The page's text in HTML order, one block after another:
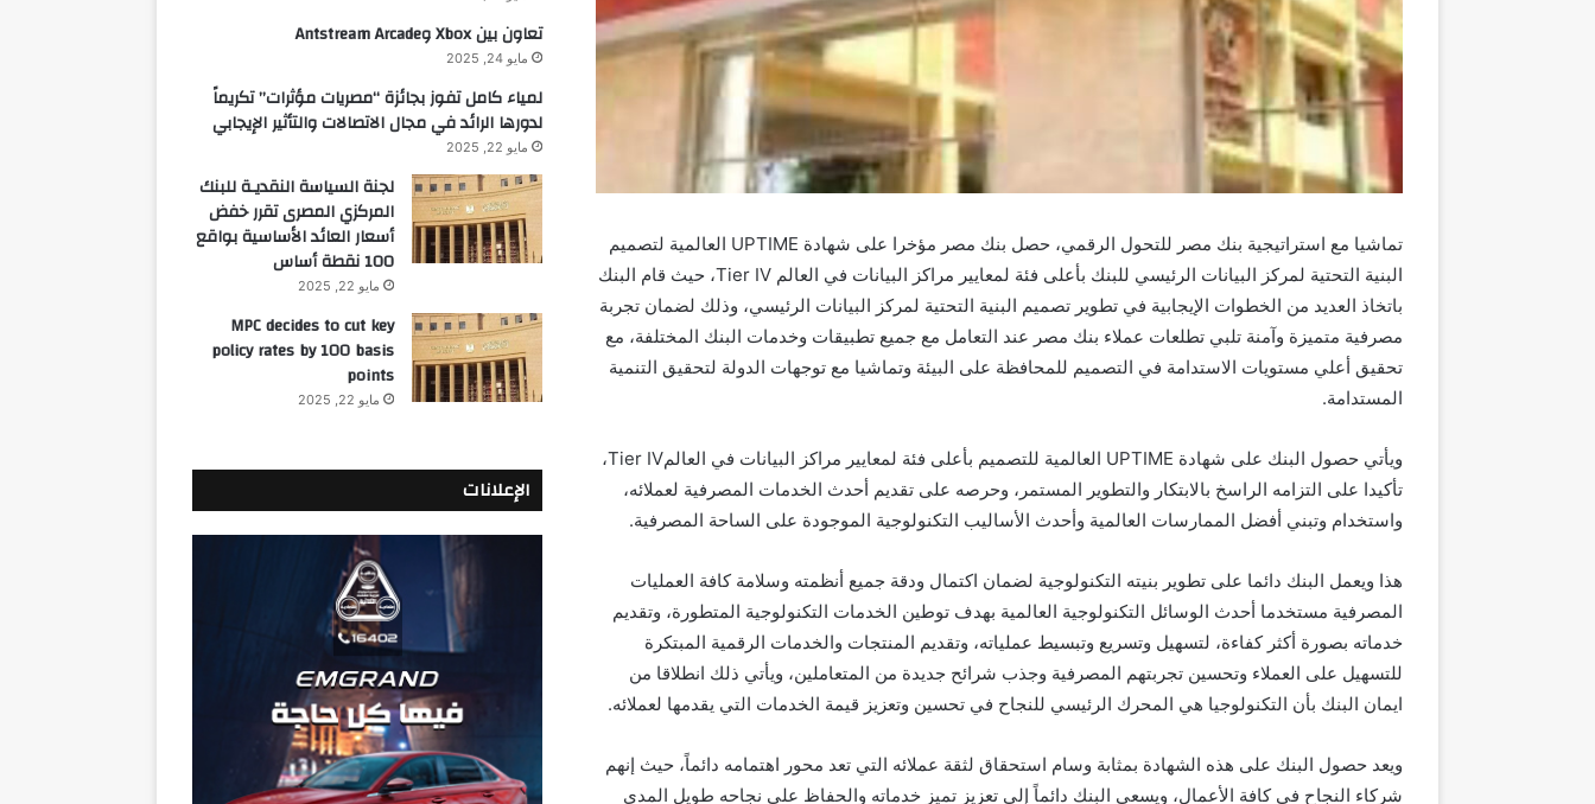
تماشيا مع استراتيجية بنك مصر للتحول الرقمي، حصل بنك مصر مؤخرا على شهادة
العالمية لتصميم
البنية التحتية لمركز البيانات الرئيسي للبنك بأعلى فئة لمعايير مراكز البيانات في العالم
، حيث قام البنك
باتخاذ العديد من الخطوات الإيجابية في تطوير تصميم البنية التحتية لمركز البيانات الرئيسي، وذلك لضمان تجربة
مصرفية متميزة وآمنة تلبي تطلعات عملاء بنك مصر عند التعامل مع جميع تطبيقات وخدمات البنك المختلفة، مع
تحقيق أعلي مستويات الاستدامة في التصميم للمحافظة على البيئة وتماشيا مع توجهات الدولة لتحقيق التنمية
المستدامة.
ويأتي حصول البنك على شهادة العالمية للتصميم بأعلى فئة لمعايير مراكز البيانات في العالمTier IV،
تأكيدا على التزامه الراسخ بالابتكار والتطوير المستمر، وحرصه على تقديم أحدث الخدمات المصرفية لعملائه،
واستخدام وتبني أفضل الممارسات العالمية وأحدث الأساليب التكنولوجية الموجودة على الساحة المصرفية.
هذا ويعمل البنك دائما على تطوير بنيته التكنولوجية لضمان اكتمال ودقة جميع أنظمته وسلامة كافة العمليات
المصرفية مستخدما أحدث الوسائل التكنولوجية العالمية بهدف توطين الخدمات التكنولوجية المتطورة، وتقديم
خدماته بصورة أكثر كفاءة، لتسهيل وتسريع وتبسيط عملياته، وتقديم المنتجات والخدمات الرقمية المبتكرة
للتسهيل على العملاء وتحسين تجربتهم المصرفية وجذب شرائح جديدة من المتعاملين، ويأتي ذلك انطلاقا من
ايمان البنك بأن التكنولوجيا هي المحرك الرئيسي للنجاح في تحسين وتعزيز قيمة الخدمات التي يقدمها لعملائه.
ويعد حصول البنك على هذه الشهادة بمثابة وسام استحقاق لثقة عملائه التي تعد محور اهتمامه دائماً، حيث إنهم
شركاء النجاح في كافة الأعمال، ويسعى البنك دائماً إلى تعزيز تميز خدماته والحفاظ على نجاحه طويل المدى
تعاون بين Xbox وAntstream Arcade
مايو 24, 2025
لمياء كامل تفوز بجائزة “مصريات مؤثرات” تكريماً
لدورها الرائد في مجال الاتصالات والتأثير الإيجابي
مايو 22, 2025
لجنة السياسة النقديـة للبنك
المركزي المصرى تقرر خفض
أسعار العائد الأساسية بواقع
100 نقطة أساس
مايو 22, 2025
MPC decides to cut key
policy rates by 100 basis
points
مايو 22, 2025
الإعلانات